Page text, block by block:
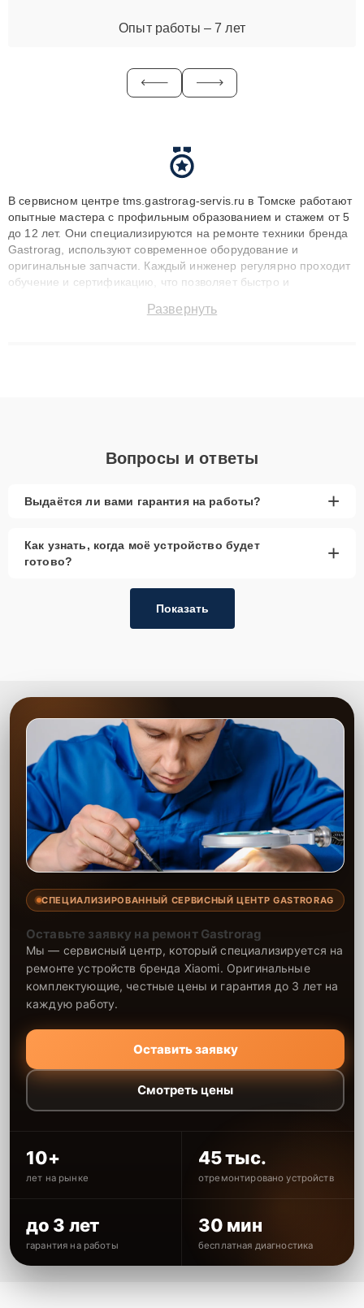
Опыт работы – 7 лет
В сервисном центре tms.gastrorag-servis.ru в Томске работают
опытные мастера с профильным образованием и стажем от 5
до 12 лет. Они специализируются на ремонте техники бренда
Gastrorag, используют современное оборудование и
оригинальные запчасти. Каждый инженер регулярно проходит
обучение и сертификацию, что позволяет быстро и
сохранением гарантии до 3 лет. Наши мастера решают
Развернуть
Вопросы и ответы
Выдаётся ли вами гарантия на работы? +
Как узнать, когда моё устройство будет
готово?
+
Показать
СПЕЦИАЛИЗИРОВАННЫЙ СЕРВИСНЫЙ ЦЕНТР GASTRORAG
Оставьте заявку на ремонт Gastrorag
Мы — сервисный центр, который специализируется на
ремонте устройств бренда Xiaomi. Оригинальные
комплектующие, честные цены и гарантия до 3 лет на
каждую работу.
Оставить заявку
Смотреть цены
10+
лет на рынке
45 тыс.
отремонтировано устройств
до 3 лет
гарантия на работы
30 мин
бесплатная диагностика